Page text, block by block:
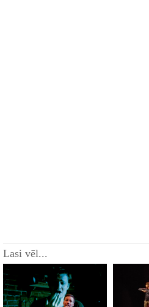
Lasi vēl...